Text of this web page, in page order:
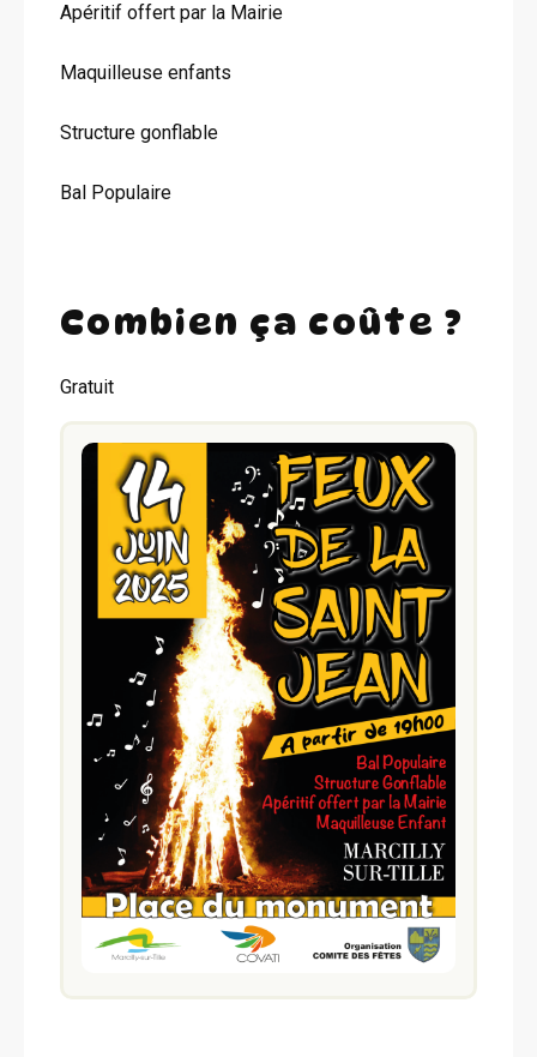
Apéritif offert par la Mairie
Maquilleuse enfants
Structure gonflable
Bal Populaire
Combien ça coûte ?
Gratuit